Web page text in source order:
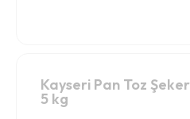
Kayseri Pan Toz Şeker
5 kg